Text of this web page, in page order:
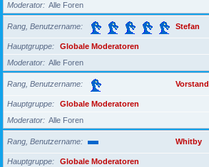
Moderator
Alle Foren
Rang, Benutzername Stefan
Hauptgruppe
Globale Moderatoren
Moderator
Alle Foren
Rang, Benutzername Vorstand
Hauptgruppe
Globale Moderatoren
Moderator
Alle Foren
Rang, Benutzername Whitby
Hauptgruppe
Globale Moderatoren